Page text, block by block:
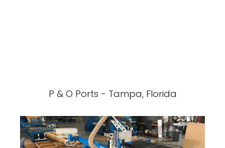
P & O Ports - Tampa, Florida